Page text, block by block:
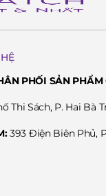
PHỐI SẢN PHẨM
Thi Sách, P. Hai Bà
393 Điện Biên Phủ,